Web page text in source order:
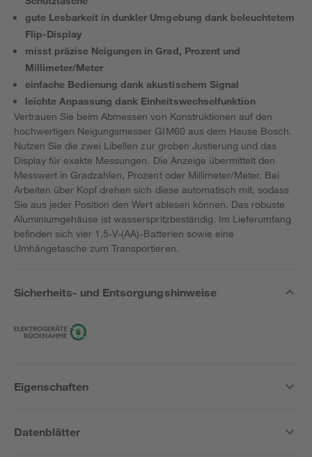
gute Lesbarkeit in dunkler Umgebung dank beleuchtetem
Flip-Display
misst präzise Neigungen in Grad, Prozent und
Millimeter/Meter
einfache Bedienung dank akustischem Signal
leichte Anpassung dank Einheitswechselfunktion
Vertrauen Sie beim Abmessen von Konstruktionen auf den
hochwertigen Neigungsmesser GIM60 aus dem Hause Bosch.
Nutzen Sie die zwei Libellen zur groben Justierung und das
Display für exakte Messungen. Die Anzeige übermittelt den
Messwert in Gradzahlen, Prozent oder Millimeter/Meter. Bei
Arbeiten über Kopf drehen sich diese automatisch mit, sodass
Sie aus jeder Position den Wert ablesen können. Das robuste
Aluminiumgehäuse ist wasserspritzbeständig. Im Lieferumfang
befinden sich vier 1,5-V-(AA)-Batterien sowie eine
Umhängetasche zum Transportieren.
Sicherheits- und Entsorgungshinweise
Eigenschaften
Datenblätter